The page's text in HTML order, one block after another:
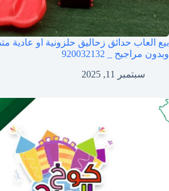
بيع العاب حدائق زحاليق حلزونية او عادية
وبدون مراجيح _ 920032132
سبتمبر 11, 2025